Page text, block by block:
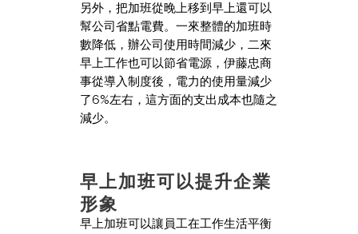
另外，把加班從晚上移到早上還可以
幫公司省點電費。一來整體的加班時
數降低，辦公司使用時間減少，二來
早上工作也可以節省電源，伊藤忠商
事從導入制度後，電力的使用量減少
了6%左右，這方面的支出成本也隨之
減少。
早上加班可以提升企業
形象
早上加班可以讓員工在工作生活平衡